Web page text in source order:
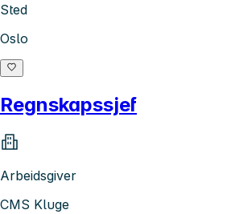
Sted
Oslo
Regnskapssjef
Arbeidsgiver
CMS Kluge